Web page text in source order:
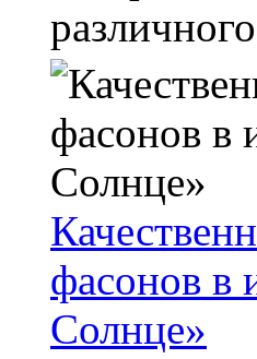
фасонов в
Солнце»